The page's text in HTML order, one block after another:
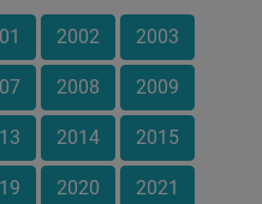
2002 2003
2008 2009
2014 2015
2020 2021